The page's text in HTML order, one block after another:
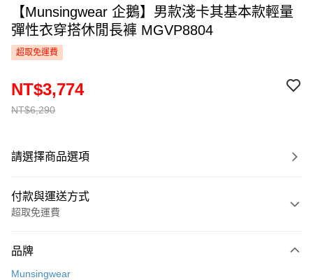
【Munsingwear 企鵝】男款淺卡其基本款輕量
彈性衣穿搭休閒長褲 MGVP8804
超取免運費
NT$6,290
NT$3,774
請選擇商品選項
付款與運送方式
超取免運費
信用卡一次付款
品牌
Munsingwear